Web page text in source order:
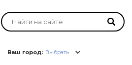
Ваш город: Выбрать